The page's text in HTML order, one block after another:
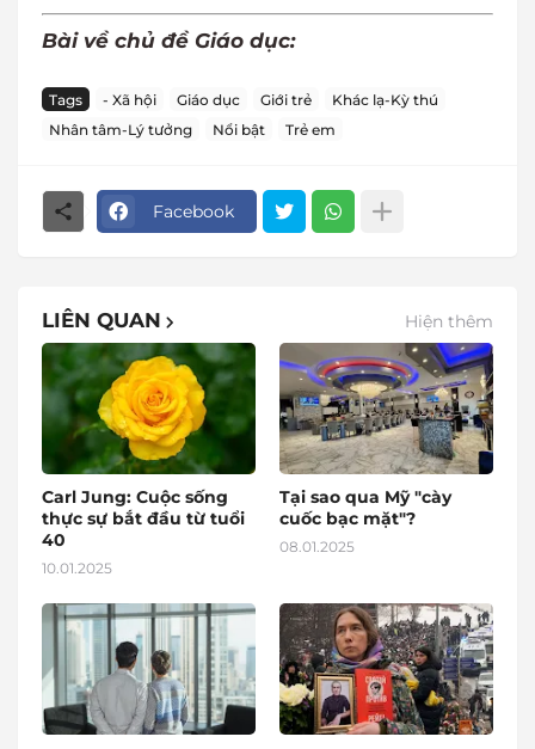
Bài về chủ đề Giáo dục:
Tags - Xã hội Giáo dục Giới trẻ
Khác lạ-Kỳ thú
Nhân tâm-Lý tưởng
Nổi bật Trẻ em
Facebook
LIÊN QUAN Hiện thêm
Carl Jung: Cuộc sống
thực sự bắt đầu từ tuổi
40
10.01.2025
Tại sao qua Mỹ "cày
cuốc bạc mặt"?
08.01.2025